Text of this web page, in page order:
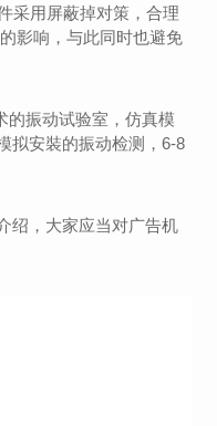
采用屏蔽掉对策，合理
影响，与此同时也避免
的振动试验室，仿真模
拟安裝的振动检测，6-8
绍，大家应当对广告机